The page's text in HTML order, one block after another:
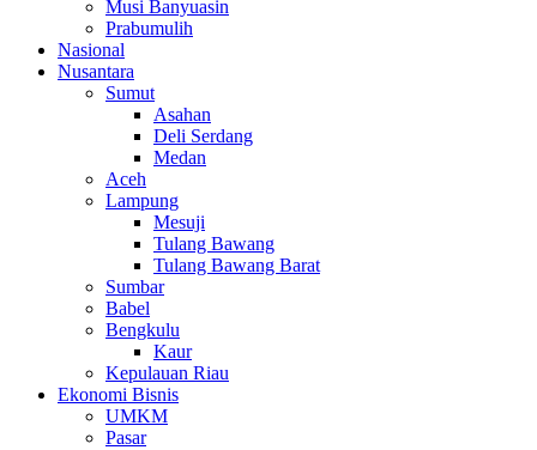
Musi Banyuasin
Prabumulih
Nasional
Nusantara
Sumut
Asahan
Deli Serdang
Medan
Aceh
Lampung
Mesuji
Tulang Bawang
Tulang Bawang Barat
Sumbar
Babel
Bengkulu
Kaur
Kepulauan Riau
Ekonomi Bisnis
UMKM
Pasar